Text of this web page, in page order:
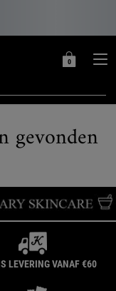
MIJN
0
0 PRODUCT
gevonden
LEVERING VANAF €60